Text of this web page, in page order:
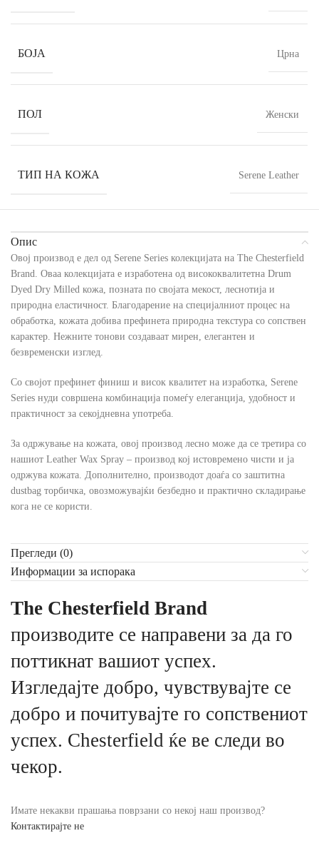
БОЈА Црна
ПОЛ Женски
ТИП НА КОЖА Serene Leather
Опис
Овој производ е дел од Serene Series колекцијата на The Chesterfield
Brand. Оваа колекцијата е изработена од висококвалитетна Drum
Dyed Dry Milled кожа, позната по својата мекост, леснотија и
природна еластичност. Благодарение на специјалниот процес на
обработка, кожата добива префинета природна текстура со сопствен
карактер. Нежните тонови создаваат мирен, елегантен и
безвременски изглед.
Со својот префинет финиш и висок квалитет на изработка, Serene
Series нуди совршена комбинација помеѓу елеганција, удобност и
практичност за секојдневна употреба.
За одржување на кожата, овој производ лесно може да се третира со
нашиот Leather Wax Spray – производ кој истовремено чисти и ја
одржува кожата. Дополнително, производот доаѓа со заштитна
dustbag торбичка, овозможувајќи безбедно и практично складирање
кога не се користи.
Прегледи (0)
Информации за испорака
The Chesterfield Brand
производите се направени за да го
поттикнат вашиот успех.
Изгледајте добро, чувствувајте се
добро и почитувајте го сопствениот
успех. Chesterfield ќе ве следи во
чекор.
Имате некакви прашања поврзани со некој наш производ?
Контактирајте не